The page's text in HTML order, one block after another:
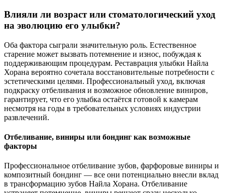
Влияли ли возраст или стоматологический уход
на эволюцию его улыбки?
Оба фактора сыграли значительную роль. Естественное
старение может вызвать потемнение и износ, побуждая к
поддерживающим процедурам. Реставрация улыбки Найла
Хорана вероятно сочетала восстановительные потребности с
эстетическими целями. Профессиональный уход, включая
подкраску отбеливания и возможное обновление виниров,
гарантирует, что его улыбка остаётся готовой к камерам
несмотря на годы в требовательных условиях индустрии
развлечений.
Отбеливание, виниры или бондинг как возможные
факторы
Профессиональное отбеливание зубов, фарфоровые виниры и
композитный бондинг — все они потенциально внесли вклад
в трансформацию зубов Найла Хорана. Отбеливание